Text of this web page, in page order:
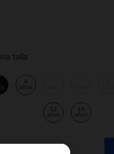
talla
4
años
12
años
14
años